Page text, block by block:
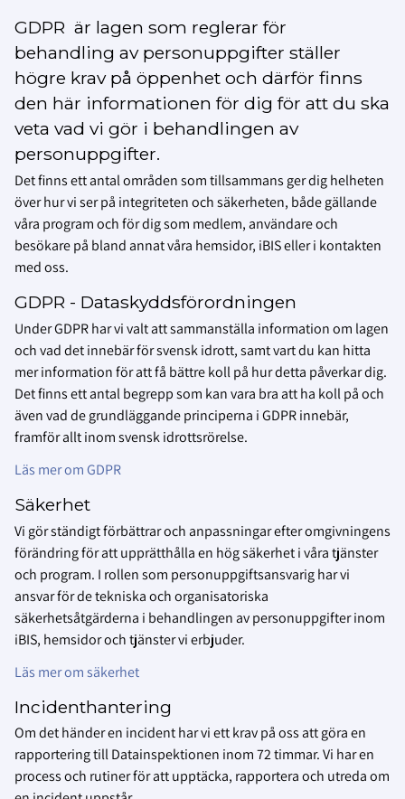
GDPR är lagen som reglerar för
behandling av personuppgifter ställer
högre krav på öppenhet och därför finns
den här informationen för dig för att du ska
veta vad vi gör i behandlingen av
personuppgifter.
Det finns ett antal områden som tillsammans ger dig helheten
över hur vi ser på integriteten och säkerheten, både gällande
våra program och för dig som medlem, användare och
besökare på bland annat våra hemsidor, iBIS eller i kontakten
med oss.
GDPR - Dataskyddsförordningen
Under GDPR har vi valt att sammanställa information om lagen
och vad det innebär för svensk idrott, samt vart du kan hitta
mer information för att få bättre koll på hur detta påverkar dig.
Det finns ett antal begrepp som kan vara bra att ha koll på och
även vad de grundläggande principerna i GDPR innebär,
framför allt inom svensk idrottsrörelse.
Läs mer om GDPR
Säkerhet
Vi gör ständigt förbättrar och anpassningar efter omgivningens
förändring för att upprätthålla en hög säkerhet i våra tjänster
och program. I rollen som personuppgiftsansvarig har vi
ansvar för de tekniska och organisatoriska
säkerhetsåtgärderna i behandlingen av personuppgifter inom
iBIS, hemsidor och tjänster vi erbjuder.
Läs mer om säkerhet
Incidenthantering
Om det händer en incident har vi ett krav på oss att göra en
rapportering till Datainspektionen inom 72 timmar. Vi har en
process och rutiner för att upptäcka, rapportera och utreda om